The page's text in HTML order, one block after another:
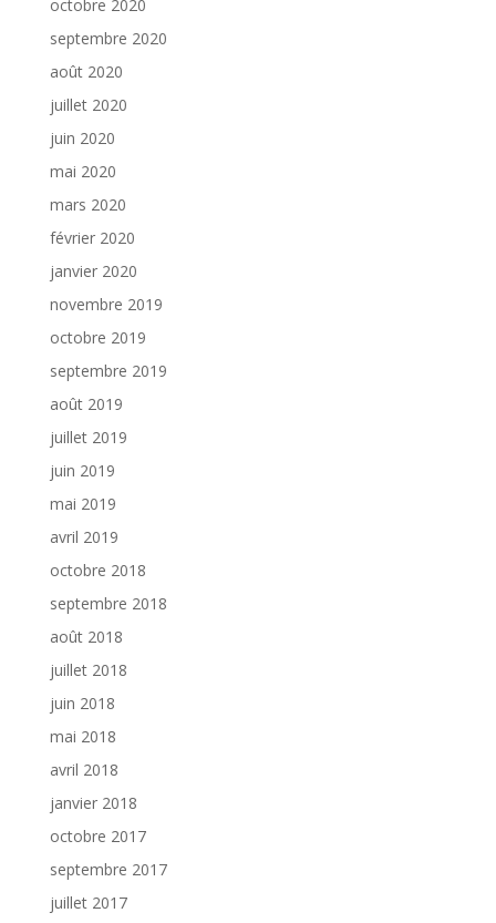
octobre 2020
septembre 2020
août 2020
juillet 2020
juin 2020
mai 2020
mars 2020
février 2020
janvier 2020
novembre 2019
octobre 2019
septembre 2019
août 2019
juillet 2019
juin 2019
mai 2019
avril 2019
octobre 2018
septembre 2018
août 2018
juillet 2018
juin 2018
mai 2018
avril 2018
janvier 2018
octobre 2017
septembre 2017
juillet 2017